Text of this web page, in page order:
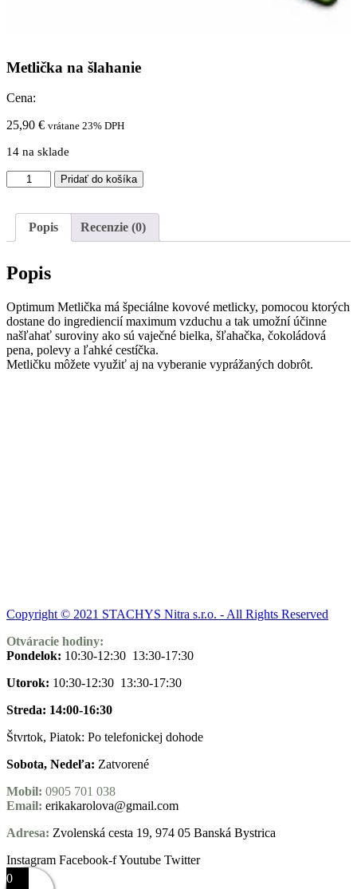
Metlička na šlahanie
Cena:
25,90 € vrátane 23% DPH
14 na sklade
množstvo
Metlička
šlahanie
Pridať do košíka
Popis Recenzie (0)
Popis
Optimum Metlička má špeciálne kovové metlicky, pomocou ktorých
dostane do ingrediencií maximum vzduchu a tak umožní účinne
našľahať suroviny ako sú vaječné bielka, šľahačka, čokoládová
pena, polevy a ľahké cestíčka.
Metličku môžete využiť aj na vyberanie vyprážaných dobrôt.
Copyright © 2021 STACHYS Nitra s.r.o. - All Rights Reserved
Otváracie hodiny:
Pondelok: 10:30-12:30 13:30-17:30
Utorok: 10:30-12:30 13:30-17:30
Streda: 14:00-16:30
Štvrtok, Piatok: Po telefonickej dohode
Sobota, Nedeľa: Zatvorené
Mobil: 0905 701 038
Email: erikakarolova@gmail.com
Adresa: Zvolenská cesta 19, 974 05 Banská Bystrica
Instagram Facebook-fYoutube Twitter
0